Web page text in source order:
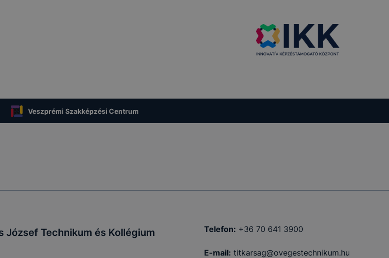
Veszprémi Szakképzési Centrum
József Technikum és Kollégium Telefon: +36 70 641 3900
E-mail: titkarsag@ovegestechnikum.hu